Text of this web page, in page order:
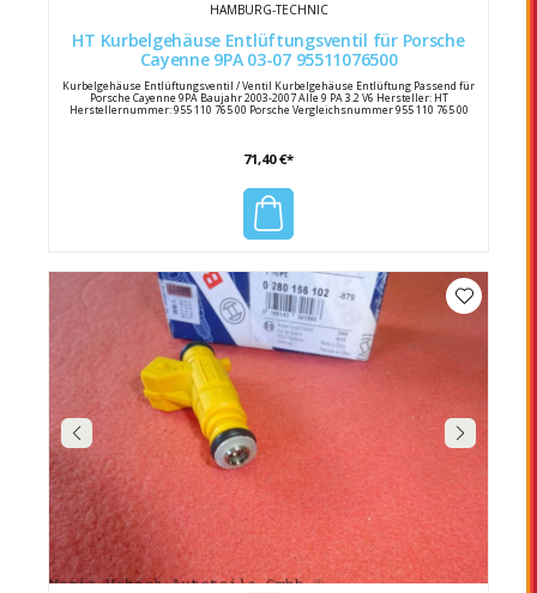
HAMBURG-TECHNIC
HT Kurbelgehäuse Entlüftungsventil für Porsche
Cayenne 9PA 03-07 95511076500
Kurbelgehäuse Entlüftungsventil / Ventil Kurbelgehäuse Entlüftung Passend für
Porsche Cayenne 9PA Baujahr 2003-2007 Alle 9 PA 3.2 V6 Hersteller: HT
Herstellernummer: 955 110 765 00 Porsche Vergleichsnummer 955 110 765 00
71,40 €*